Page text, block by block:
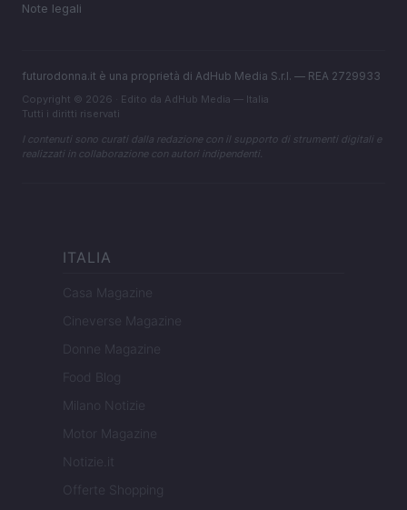
Note legali
futurodonna.it è una proprietà di AdHub Media S.r.l. — REA 2729933
Copyright © 2026 · Edito da AdHub Media — Italia
Tutti i diritti riservati
I contenuti sono curati dalla redazione con il supporto di strumenti digitali e
realizzati in collaborazione con autori indipendenti.
ITALIA
Casa Magazine
Cineverse Magazine
Donne Magazine
Food Blog
Milano Notizie
Motor Magazine
Notizie.it
Offerte Shopping